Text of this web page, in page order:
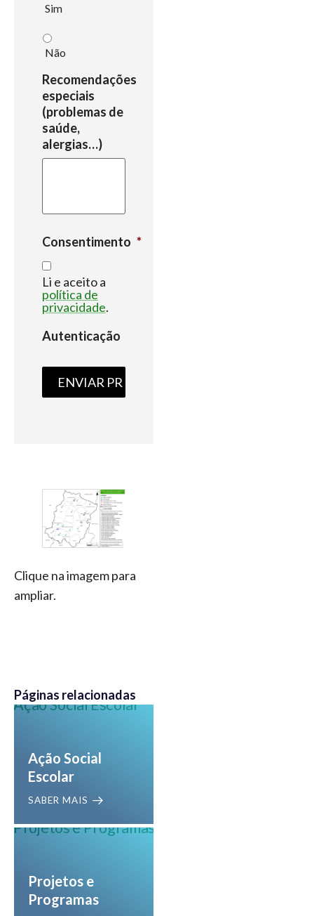
Sim
Não
Recomendações
especiais
(problemas de
saúde,
alergias…)
Consentimento *
Li e aceito a
política de
privacidade.
Autenticação
Clique na imagem para
ampliar.
Páginas relacionadas
Ação Social
Escolar
SABER MAIS
Projetos e
Programas